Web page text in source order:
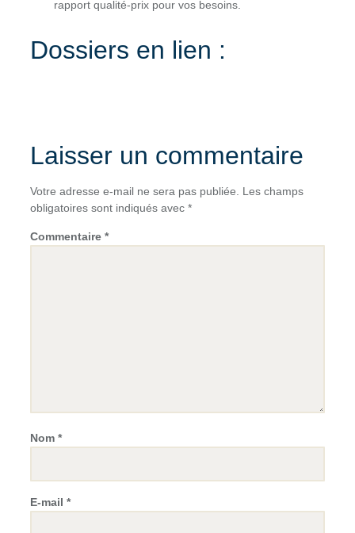
rapport qualité-prix pour vos besoins.
Dossiers en lien :
Laisser un commentaire
Votre adresse e-mail ne sera pas publiée.
Les champs
obligatoires sont indiqués avec *
Commentaire *
Nom *
E-mail *